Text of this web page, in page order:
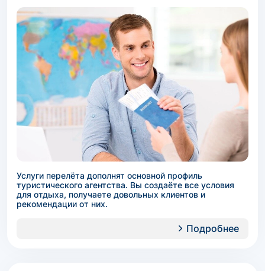
Услуги перелёта дополнят основной профиль
туристического агентства. Вы создаёте все условия
для отдыха, получаете довольных клиентов и
рекомендации от них.
Подробнее